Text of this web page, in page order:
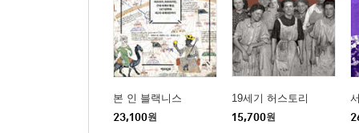
본 인 블랙니스
23,100원
19세기 허스토리
15,700원